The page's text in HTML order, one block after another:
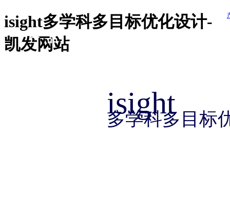
isight多学科多目标优化设计-
凯发网站
产品 products
方案 solution
产 品 中 心
isight
多学科多目标